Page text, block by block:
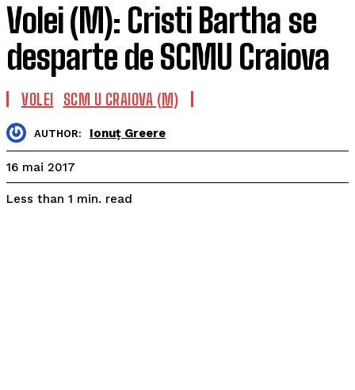
Volei (M): Cristi Bartha se
desparte de SCMU Craiova
VOLEI SCM U CRAIOVA (M)
AUTHOR: Ionuț Greere
16 mai 2017
Less than 1 min. read